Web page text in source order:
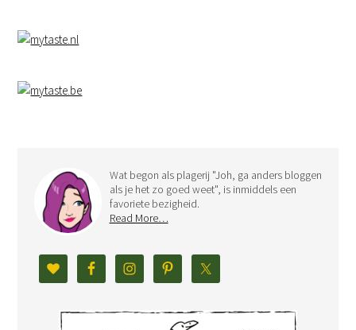
Wat begon als plagerij "Joh, ga anders bloggen
als je het zo goed weet", is inmiddels een
favoriete bezigheid.
Read More…